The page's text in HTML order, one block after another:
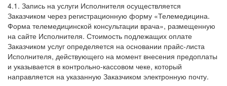
4.1. Запись на услуги Исполнителя осуществляется
Заказчиком через регистрационную форму «Телемедицина.
Форма телемедицинской консультации врача», размещенную
на сайте Исполнителя. Стоимость подлежащих оплате
Заказчиком услуг определяется на основании прайс-листа
Исполнителя, действующего на момент внесения предоплаты
и указывается в контрольно-кассовом чеке, который
направляется на указанную Заказчиком электронную почту.